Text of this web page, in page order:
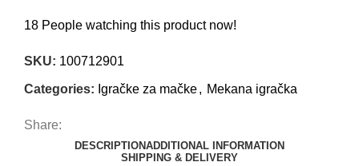
18 People watching this product now!
SKU: 100712901
Categories: Igračke za mačke, Mekana igračka
Share:
DESCRIPTIONADDITIONAL INFORMATION
SHIPPING & DELIVERY